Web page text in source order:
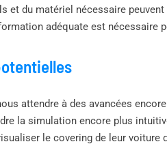
et du matériel nécessaire
adéquate est nécessaire
attendre à des avancées
la simulation encore plus
le covering de leur